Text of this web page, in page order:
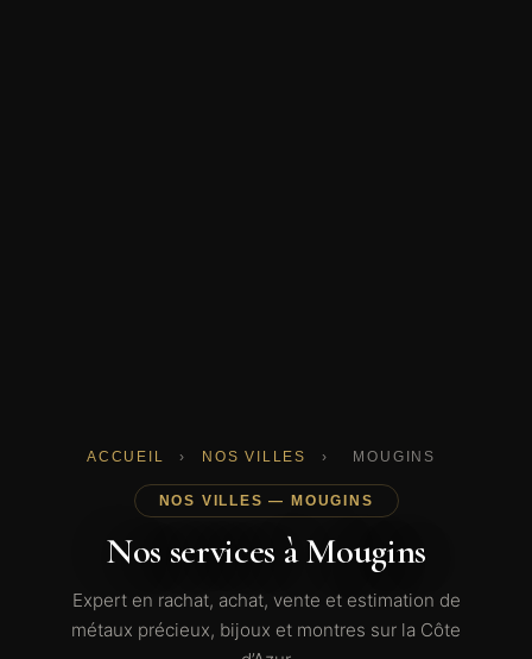
ACCUEIL › NOS VILLES › MOUGINS
NOS VILLES — MOUGINS
Nos services à Mougins
Expert en rachat, achat, vente et estimation de
métaux précieux, bijoux et montres sur la Côte